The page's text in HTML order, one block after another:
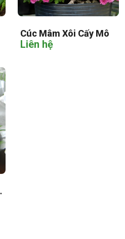
Cúc Mâm Xôi Cấy Mô
Liên hệ